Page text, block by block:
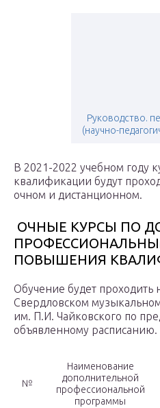
Руководство.
(научно-
В 2021-2022 учебном году
квалификации будут
очном и дистанционном.
ОЧНЫЕ КУРСЫ ПО
ПОВЫШЕНИЯ
Обучение будет проходить
Свердловском
им. П.И. Чайковского по
объявленному расписанию.
№
Наименование
дополнительной
профессиональной
программы